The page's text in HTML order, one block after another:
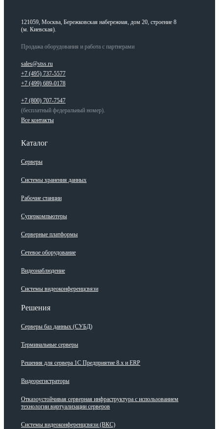
121059, Москва, Бережковская набережная, дом 20, строение 8
(м. Киевская).
Продажа оборудования и работа с партнерами
sales@stss.ru
+7 (495) 737-5577
+7 (499) 689-0178
+7 (800) 707-7547
(бесплатный федеральный номер).
Все контакты
Каталог
Серверы
Системы хранения данных
Рабочие станции
Суперкомпьютеры
Серверные платформы
Сетевое оборудование
Видеонаблюдение
Системы видеоконференцсвязи
Решения
Серверы баз данных (СУБД)
Терминальные серверы
Решения для сервера 1С Предприятие 8.x и ERP
Видеорегистраторы
Отказоустойчивая серверная инфраструктура с использованием
технологии виртуализации серверов
Системы видеоконференцсвязи (ВКС)